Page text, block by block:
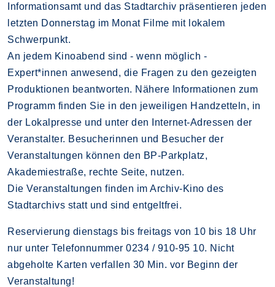
Informationsamt und das Stadtarchiv präsentieren jeden
letzten Donnerstag im Monat Filme mit lokalem
Schwerpunkt.
An jedem Kinoabend sind - wenn möglich -
Expert*innen anwesend, die Fragen zu den gezeigten
Produktionen beantworten. Nähere Informationen zum
Programm finden Sie in den jeweiligen Handzetteln, in
der Lokalpresse und unter den Internet-Adressen der
Veranstalter. Besucherinnen und Besucher der
Veranstaltungen können den BP-Parkplatz,
Akademiestraße, rechte Seite, nutzen.
Die Veranstaltungen finden im Archiv-Kino des
Stadtarchivs statt und sind entgeltfrei.
Reservierung dienstags bis freitags von 10 bis 18 Uhr
nur unter Telefonnummer 0234 / 910-95 10. Nicht
abgeholte Karten verfallen 30 Min. vor Beginn der
Veranstaltung!